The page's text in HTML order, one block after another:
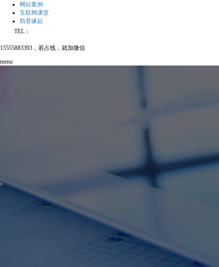
网站案例
互联网课堂
助君缘起
TEL：
15555883393，若占线，就加微信
menu